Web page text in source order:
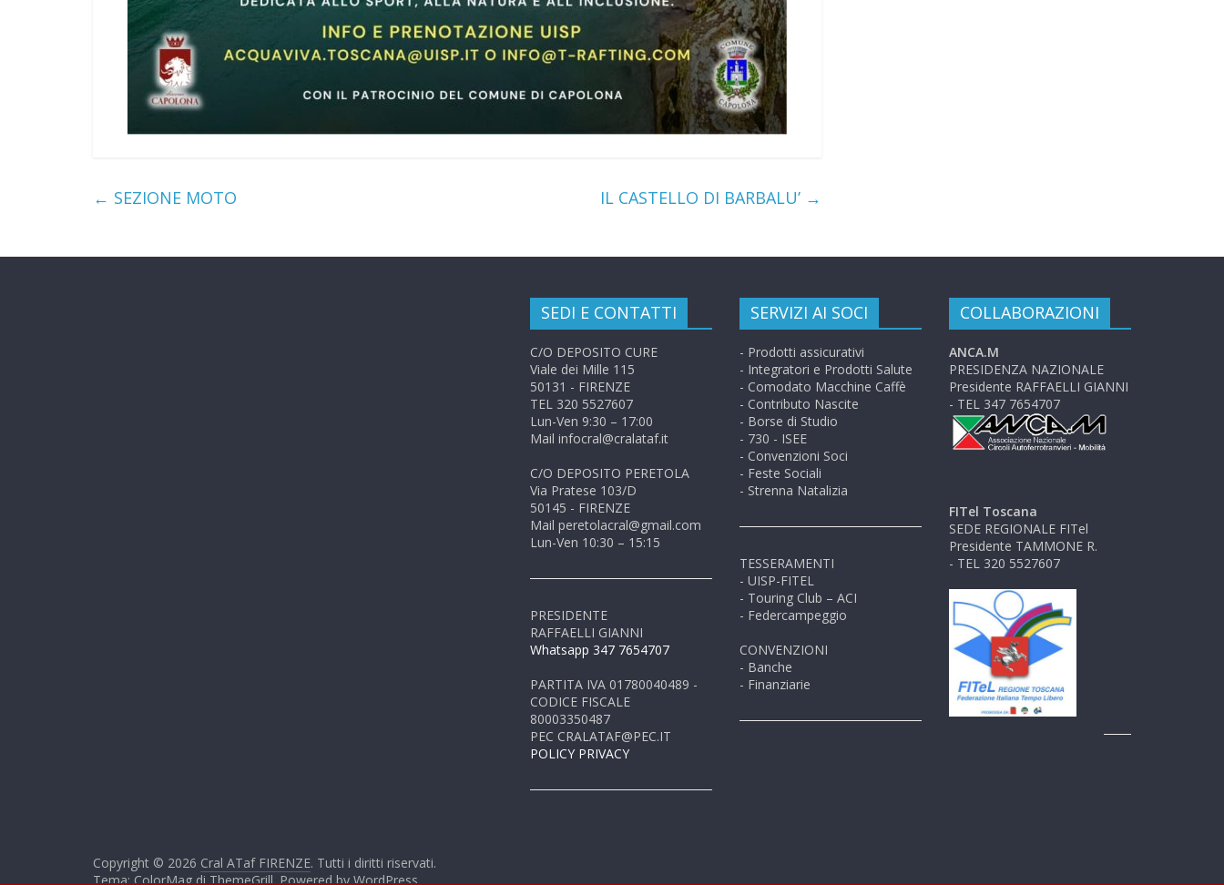
← SEZIONE MOTO IL CASTELLO DI BARBALU’ →
SEDI E CONTATTI
C/O DEPOSITO CURE
Viale dei Mille 115
50131 - FIRENZE
TEL 320 5527607
Lun-Ven 9:30 – 17:00
Mail infocral@cralataf.it
C/O DEPOSITO PERETOLA
Via Pratese 103/D
50145 - FIRENZE
Mail peretolacral@gmail.com
Lun-Ven 10:30 – 15:15
PRESIDENTE
RAFFAELLI GIANNI
Whatsapp 347 7654707
PARTITA IVA 01780040489 -
CODICE FISCALE
80003350487
PEC CRALATAF@PEC.IT
POLICY PRIVACY
SERVIZI AI SOCI
- Prodotti assicurativi
- Integratori e Prodotti Salute
- Comodato Macchine Caffè
- Contributo Nascite
- Borse di Studio
- 730 - ISEE
- Convenzioni Soci
- Feste Sociali
- Strenna Natalizia
TESSERAMENTI
- UISP-FITEL
- Touring Club – ACI
- Federcampeggio
CONVENZIONI
- Banche
- Finanziarie
COLLABORAZIONI
ANCA.M
PRESIDENZA NAZIONALE
Presidente RAFFAELLI GIANNI
- TEL 347 7654707
FITel Toscana
SEDE REGIONALE FITel
Presidente TAMMONE R.
- TEL 320 5527607
Copyright © 2026 Cral ATaf FIRENZE. Tutti i diritti riservati.
Tema: ColorMag diThemeGrill. Powered byWordPress.